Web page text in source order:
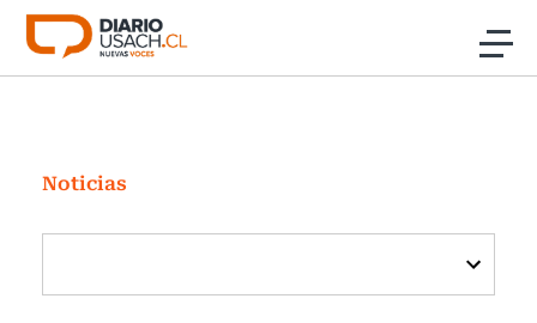
Click acá para ir directamente al contenido
Investigación
Cultura
Programas Radio y TV Usach
Noticias